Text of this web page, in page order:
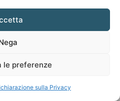
le preferenze
sulla Privacy